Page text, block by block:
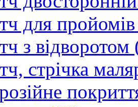
для
з відворотом
стрічка